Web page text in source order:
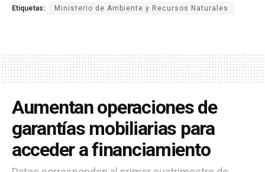
Etiquetas: Ministerio de Ambiente y Recursos Naturales
Aumentan operaciones de
garantías mobiliarias para
acceder a financiamiento